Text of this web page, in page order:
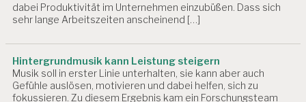
R
B
U
N
G
dabei Produktivität im Unternehmen einzubüßen. Dass sich
sehr lange Arbeitszeiten anscheinend […]
Hintergrundmusik kann Leistung steigern
Musik soll in erster Linie unterhalten, sie kann aber auch
Gefühle auslösen, motivieren und dabei helfen, sich zu
fokussieren. Zu diesem Ergebnis kam ein Forschungsteam